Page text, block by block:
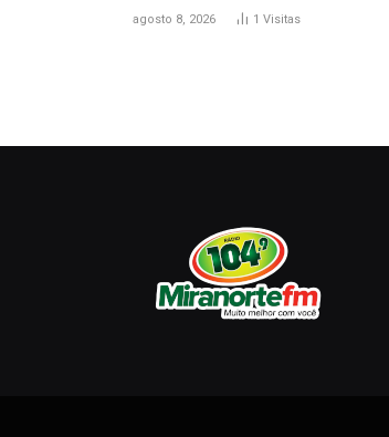
agosto 8, 2026 1 Visitas